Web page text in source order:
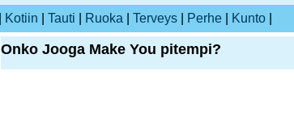
Kotiin Tauti Ruoka Terveys Perhe Kunto
Onko Jooga Make You pitempi?